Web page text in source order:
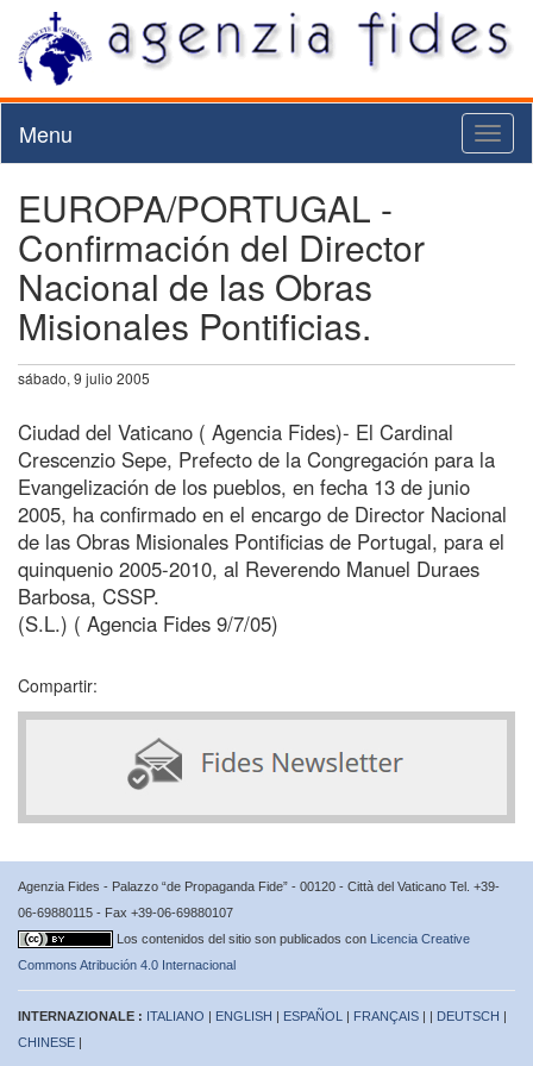
Menu
EUROPA/PORTUGAL -
Confirmación del Director
Nacional de las Obras
Misionales Pontificias.
sábado, 9 julio 2005
Ciudad del Vaticano ( Agencia Fides)- El Cardinal
Crescenzio Sepe, Prefecto de la Congregación para la
Evangelización de los pueblos, en fecha 13 de junio
2005, ha confirmado en el encargo de Director Nacional
de las Obras Misionales Pontificias de Portugal, para el
quinquenio 2005-2010, al Reverendo Manuel Duraes
Barbosa, CSSP.
(S.L.) ( Agencia Fides 9/7/05)
Compartir:
Agenzia Fides - Palazzo “de Propaganda Fide” - 00120 - Città del Vaticano Tel. +39-
06-69880115 - Fax +39-06-69880107
Los contenidos del sitio son publicados con Licencia Creative
Commons Atribución 4.0 Internacional
INTERNAZIONALE : ITALIANO | ENGLISH | ESPAÑOL | FRANÇAIS | | DEUTSCH |
CHINESE |